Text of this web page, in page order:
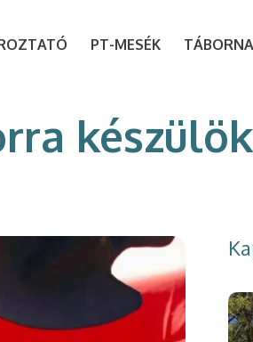
PT-MESÉK
készülök